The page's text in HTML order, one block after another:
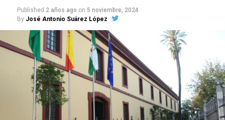
Published 2 años ago on 5 noviembre, 2024
By José Antonio Suárez López